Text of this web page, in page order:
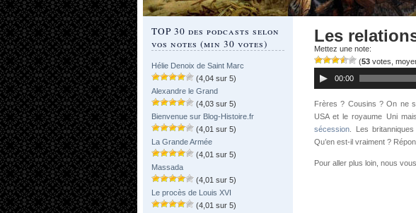
TOP 30 des podcasts selon
vos notes (min 30 votes)
Hélie Denoix de Saint Marc
(4,04 sur 5)
Alexandre le Grand
(4,03 sur 5)
Bienvenue sur Blog-Histoire.fr
(4,01 sur 5)
La Grande Armée
(4,01 sur 5)
Massada
(4,01 sur 5)
Le procès de Louis XVI
(4,01 sur 5)
Les
Mettez une note:
(53 votes,
00:00
Frères ? Cousins ? On ne
USA et le royaume Uni
sécession . Les
Qu’en est-il vraiment ?
Pour aller plus loin, nous